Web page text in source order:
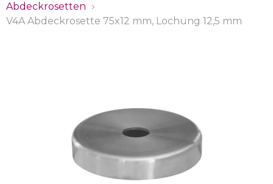
Abdeckrosetten
V4A Abdeckrosette 75x12 mm, Lochung 12,5 mm